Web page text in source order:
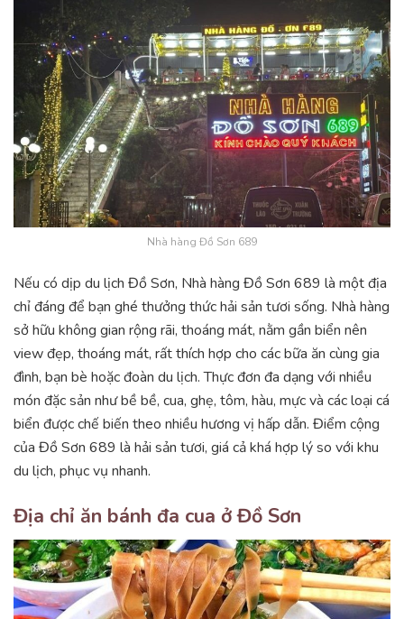
Nhà hàng Đồ Sơn 689
Nếu có dịp du lịch Đồ Sơn, Nhà hàng Đồ Sơn 689 là một địa
chỉ đáng để bạn ghé thưởng thức hải sản tươi sống. Nhà hàng
sở hữu không gian rộng rãi, thoáng mát, nằm gần biển nên
view đẹp, thoáng mát, rất thích hợp cho các bữa ăn cùng gia
đình, bạn bè hoặc đoàn du lịch. Thực đơn đa dạng với nhiều
món đặc sản như bề bề, cua, ghẹ, tôm, hàu, mực và các loại cá
biển được chế biến theo nhiều hương vị hấp dẫn. Điểm cộng
của Đồ Sơn 689 là hải sản tươi, giá cả khá hợp lý so với khu
du lịch, phục vụ nhanh.
Địa chỉ ăn bánh đa cua ở Đồ Sơn